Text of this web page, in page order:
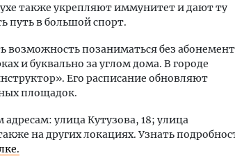
также укрепляют иммунитет и дают ту
путь в большой спорт.
возможность позаниматься без
и буквально за углом дома. В городе
Его расписание обновляют
площадок.
улица Кутузова, 18; улица
на других локациях. Узнать